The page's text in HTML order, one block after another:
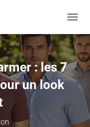
: les 7
un look
on